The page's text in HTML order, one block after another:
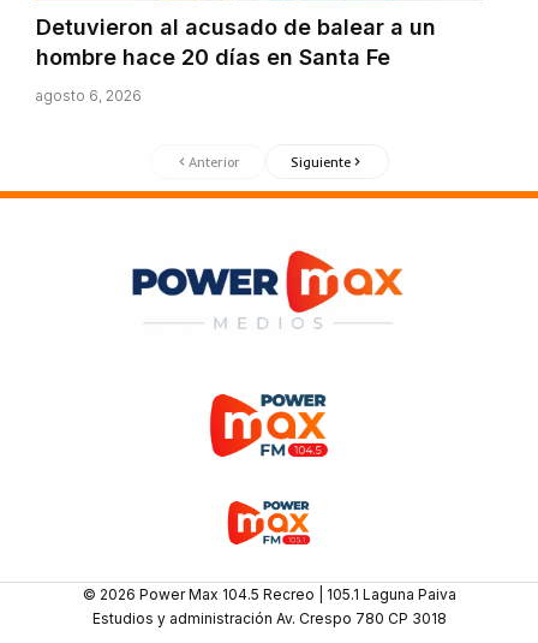
Detuvieron al acusado de balear a un
hombre hace 20 días en Santa Fe
agosto 6, 2026
Anterior Siguiente
© 2026 Power Max 104.5 Recreo | 105.1 Laguna Paiva
Estudios y administración Av. Crespo 780 CP 3018